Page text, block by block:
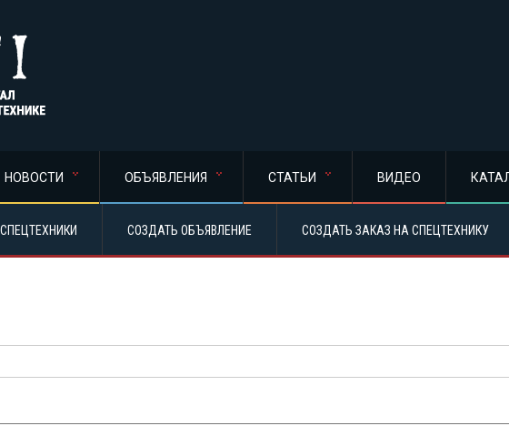
НОВОСТИ ОБЪЯВЛЕНИЯ СТАТЬИ ВИДЕО
СОЗДАТЬ ОБЪЯВЛЕНИЕ СОЗДАТЬ ЗАКАЗ НА СПЕЦТЕХНИКУ